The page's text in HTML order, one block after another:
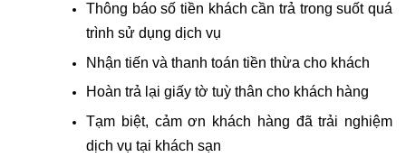
Thông báo số tiền khách cần trả trong suốt quá
trình sử dụng dịch vụ
Nhận tiến và thanh toán tiền thừa cho khách
Hoàn trả lại giấy tờ tuỳ thân cho khách hàng
Tạm biệt, cảm ơn khách hàng đã trải nghiệm
dịch vụ tại khách sạn